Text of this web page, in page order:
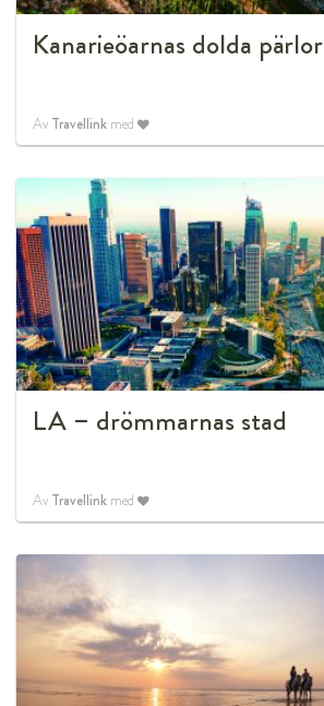
Kanarieöarnas dolda pärlor
Av Travellink med
LA – drömmarnas stad
Av Travellink med